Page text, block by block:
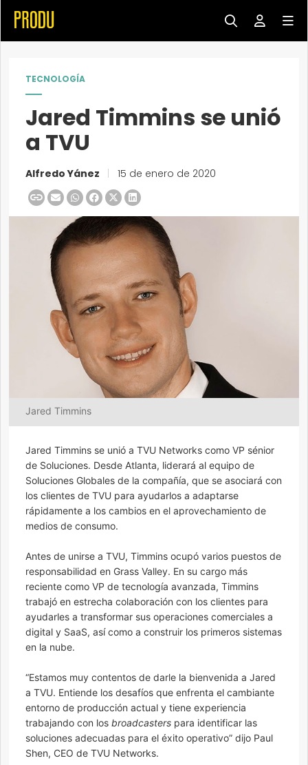
TECNOLOGÍA
Jared Timmins se unió
a TVU
Alfredo Yánez 15 de enero de 2020
Jared Timmins
Jared Timmins se unió a TVU Networks como VP sénior
de Soluciones. Desde Atlanta, liderará al equipo de
Soluciones Globales de la compañía, que se asociará con
los clientes de TVU para ayudarlos a adaptarse
rápidamente a los cambios en el aprovechamiento de
medios de consumo.
Antes de unirse a TVU, Timmins ocupó varios puestos de
responsabilidad en Grass Valley. En su cargo más
reciente como VP de tecnología avanzada, Timmins
trabajó en estrecha colaboración con los clientes para
ayudarles a transformar sus operaciones comerciales a
digital y SaaS, así como a construir los primeros sistemas
en la nube.
“Estamos muy contentos de darle la bienvenida a Jared
a TVU. Entiende los desafíos que enfrenta el cambiante
entorno de producción actual y tiene experiencia
trabajando con los broadcasters para identificar las
soluciones adecuadas para el éxito operativo” dijo Paul
Shen, CEO de TVU Networks.